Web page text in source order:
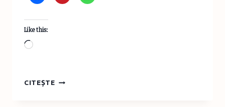
Like this:
Loading…
CITEȘTETURIST